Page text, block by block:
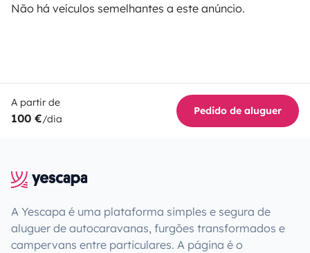
Não há veículos semelhantes a este anúncio.
A partir de
100 €/dia
Pedido de aluguer
A Yescapa é uma plataforma simples e segura de
aluguer de autocaravanas, furgões transformados e
campervans entre particulares. A página é o